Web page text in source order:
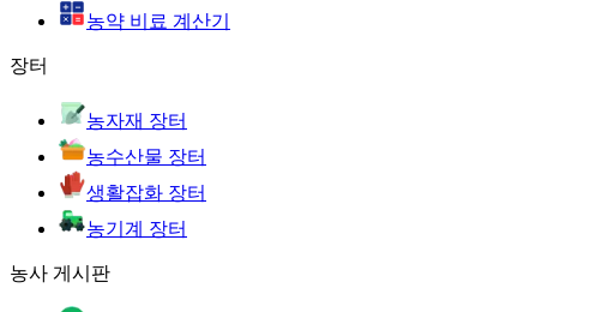
농약 비료 계산기
장터
농자재 장터
농수산물 장터
생활잡화 장터
농기계 장터
농사 게시판